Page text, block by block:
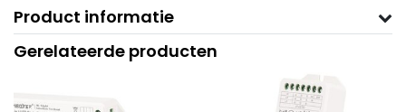
Product informatie
Gerelateerde producten